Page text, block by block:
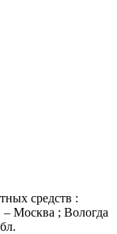
средств :
– Москва ; Вологда